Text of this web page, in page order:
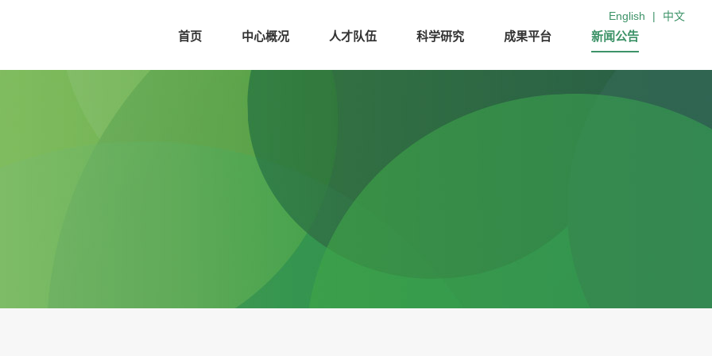
首页 中心概况 人才队伍 科学研究 成果平台 新闻公告
English | 中文